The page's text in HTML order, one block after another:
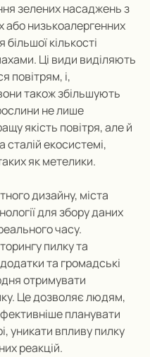
зелених насаджень з
або низькоалергенних
кількості
Ці види виділяють
повітрям, і,
також збільшують
не лише
якість повітря, але й
сталій екосистемі,
як метелики.
дизайну, міста
для збору даних
часу.
пилку та
та громадські
отримувати
Це дозволяє людям,
планувати
уникати впливу пилку
реакцій.